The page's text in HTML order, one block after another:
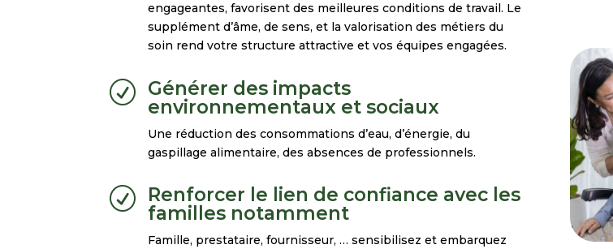
engageantes, favorisent des meilleures conditions de travail. Le
supplément d’âme, de sens, et la valorisation des métiers du
soin rend votre structure attractive et vos équipes engagées.
R Générer des impacts
environnementaux et sociaux
Une réduction des consommations d’eau, d’énergie, du
gaspillage alimentaire, des absences de professionnels.
R
Renforcer le lien de confiance avec les
familles notamment
Famille, prestataire, fournisseur, … sensibilisez et embarquez